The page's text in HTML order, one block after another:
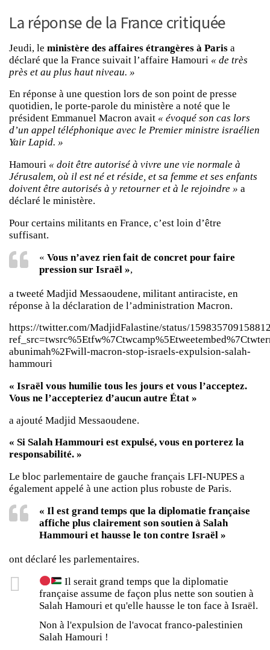
La réponse de la France critiquée
Jeudi, le ministère des affaires étrangères à Paris a
déclaré que la France suivait l’affaire Hamouri « de très
près et au plus haut niveau. »
En réponse à une question lors de son point de presse
quotidien, le porte-parole du ministère a noté que le
président Emmanuel Macron avait « évoqué son cas lors
d’un appel téléphonique avec le Premier ministre israélien
Yair Lapid. »
Hamouri « doit être autorisé à vivre une vie normale à
Jérusalem, où il est né et réside, et sa femme et ses enfants
doivent être autorisés à y retourner et à le rejoindre » a
déclaré le ministère.
Pour certains militants en France, c’est loin d’être
suffisant.
« Vous n’avez rien fait de concret pour faire
pression sur Israël »,
a tweeté Madjid Messaoudene, militant antiraciste, en
réponse à la déclaration de l’administration Macron.
https://twitter.com/MadjidFalastine/status/
abunimah%2Fwill-macron-stop-israels-expulsion-salah-
hammouri
« Israël vous humilie tous les jours et vous l’acceptez.
Vous ne l’accepteriez d’aucun autre État »
a ajouté Madjid Messaoudene.
« Si Salah Hammouri est expulsé, vous en porterez la
responsabilité. »
Le bloc parlementaire de gauche français LFI-NUPES a
également appelé à une action plus robuste de Paris.
« Il est grand temps que la diplomatie française
affiche plus clairement son soutien à Salah
Hammouri et hausse le ton contre Israël »
ont déclaré les parlementaires.
Il serait grand temps que la diplomatie
française assume de façon plus nette son soutien à
Salah Hamouri et qu'elle hausse le ton face à Israël.
Non à l'expulsion de l'avocat franco-palestinien
Salah Hamouri !